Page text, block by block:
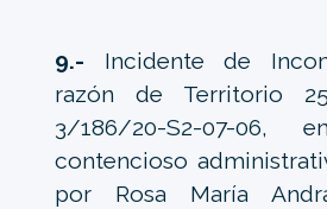
9.- Incidente de
razón de Territorio
3/186/20-S2-07-
contencioso
por Rosa María